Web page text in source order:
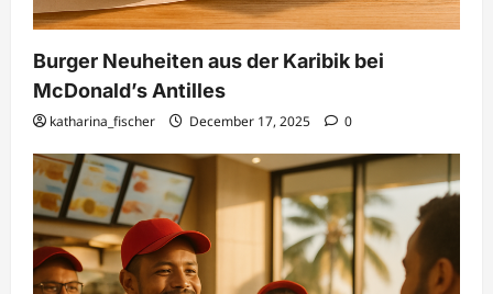
Burger Neuheiten aus der Karibik bei
McDonald’s Antilles
katharina_fischer December 17, 2025 0